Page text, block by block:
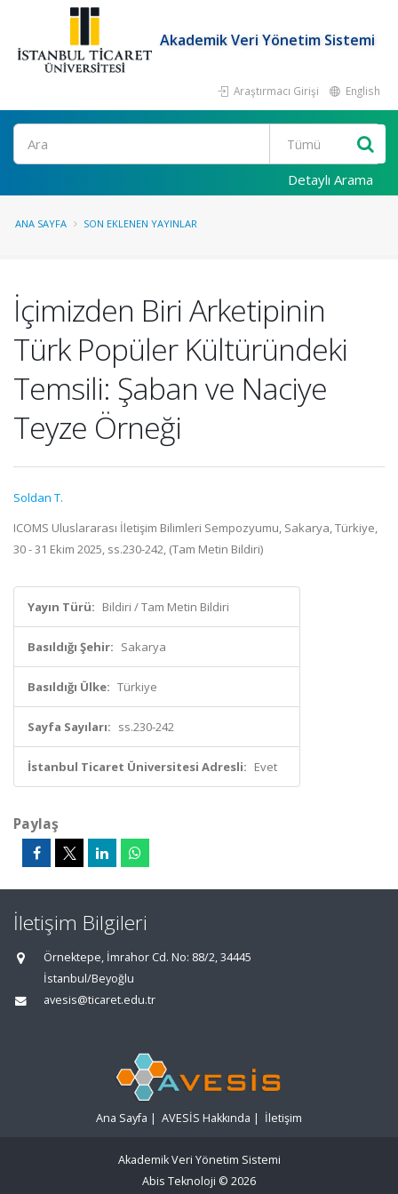
Akademik Veri Yönetim Sistemi
Araştırmacı Girişi English
Ara
Detaylı Arama
ANA SAYFA SON EKLENEN YAYINLAR
İçimizden Biri Arketipinin
Türk Popüler Kültüründeki
Temsili: Şaban ve Naciye
Teyze Örneği
Soldan T.
ICOMS Uluslararası İletişim Bilimleri Sempozyumu, Sakarya, Türkiye,
30 - 31 Ekim 2025, ss.230-242, (Tam Metin Bildiri)
Yayın Türü: Bildiri / Tam Metin Bildiri
Basıldığı Şehir: Sakarya
Basıldığı Ülke: Türkiye
Sayfa Sayıları: ss.230-242
İstanbul Ticaret Üniversitesi Adresli: Evet
Paylaş
İletişim Bilgileri
Örnektepe, İmrahor Cd. No: 88/2, 34445
İstanbul/Beyoğlu
avesis@ticaret.edu.tr
Ana Sayfa | AVESİS Hakkında | İletişim
Akademik Veri Yönetim Sistemi
Abis Teknoloji © 2026